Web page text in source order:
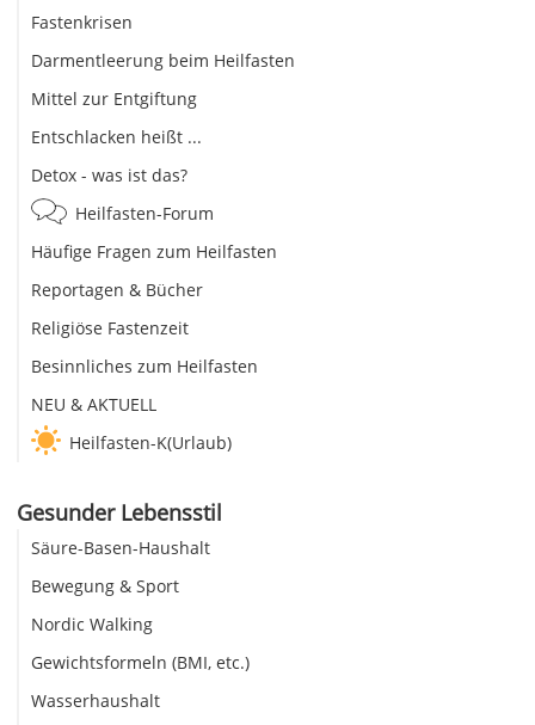
Fastenkrisen
Darmentleerung beim Heilfasten
Mittel zur Entgiftung
Entschlacken heißt ...
Detox - was ist das?
Heilfasten-Forum
Häufige Fragen zum Heilfasten
Reportagen & Bücher
Religiöse Fastenzeit
Besinnliches zum Heilfasten
NEU & AKTUELL
Heilfasten-K(Urlaub)
Gesunder Lebensstil
Säure-Basen-Haushalt
Bewegung & Sport
Nordic Walking
Gewichtsformeln (BMI, etc.)
Wasserhaushalt